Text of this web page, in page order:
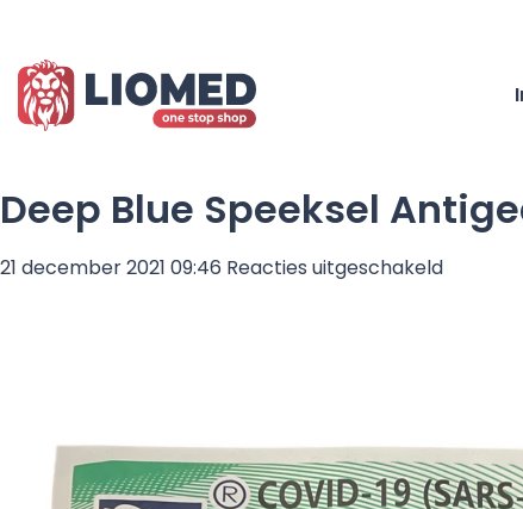
Deep Blue Speeksel
21 december 2021 09:46 Reacties uitgeschakeldvoor
Kit